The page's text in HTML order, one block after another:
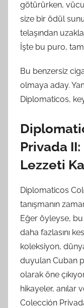
götürürken,
size bir ödül
telaşından
İşte bu puro,
Bu benzersiz
olmaya aday.
Diplomaticos,
Privada II:
Lezzeti
Diplomaticos
tanışmanın
Eğer öyleyse, bu
daha fazlasını
koleksiyon,
duyulan Cuban
olarak öne
hikayeler, anılar
Colección